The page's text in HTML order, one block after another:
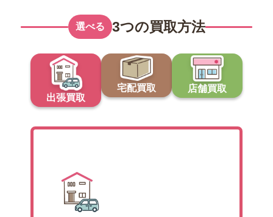
選べる 3つの買取方法
出張買取
宅配買取 店舗買取